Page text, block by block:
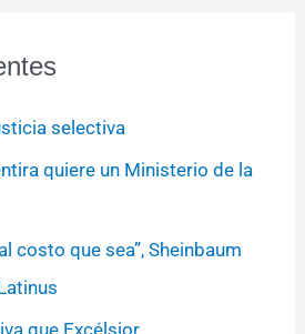
selectiva
quiere un Ministerio de la
costo que sea”, Sheinbaum